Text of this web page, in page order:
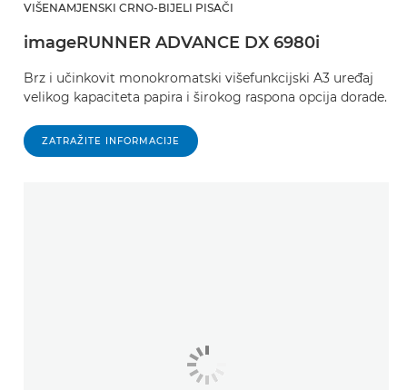
VIŠENAMJENSKI CRNO-BIJELI PISAČI
imageRUNNER ADVANCE DX 6980i
Brz i učinkovit monokromatski višefunkcijski A3 uređaj
velikog kapaciteta papira i širokog raspona opcija dorade.
ZATRAŽITE INFORMACIJE